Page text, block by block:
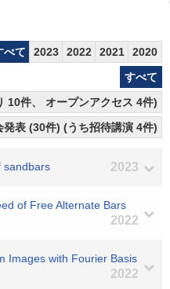
べて 2023 2022 2021
2020
すべて
10件、 オープンアクセス 4件)
発表 (30件) (うち招待講演 4件)
sandbars 2023
of Free Alternate Bars
2022
Images with Fourier Basis
2022